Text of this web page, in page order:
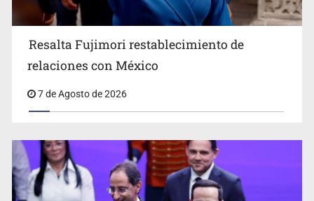
Ayotzinapa y promete justicia
Resalta Fujimori restablecimiento de
relaciones con México
7 de Agosto de 2026